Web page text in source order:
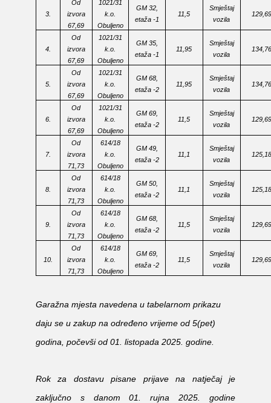
3.
Od
izvora
67,69
1021/31
k.o.
Obuljeno
GM 32,
etaža -1
11,5
Smještaj
vozila
4.
Od
izvora
67,69
1021/31
k.o.
Obuljeno
GM 35,
etaža -1
11,95
Smještaj
vozila
5.
Od
izvora
67,69
1021/31
k.o.
Obuljeno
GM 68,
etaža -2
11,95
Smještaj
vozila
6.
Od
izvora
67,69
1021/31
k.o.
Obuljeno
GM 69,
etaža -2
11,5
Smještaj
vozila
7.
Od
izvora
71,73
614/18
k.o.
Obuljeno
GM 49,
etaža -2
11,1
Smještaj
vozila
8.
Od
izvora
71,73
614/18
k.o.
Obuljeno
GM 50,
etaža -2
11,1
Smještaj
vozila
9.
Od
izvora
71,73
614/18
k.o.
Obuljeno
GM 68,
etaža -2
11,5
Smještaj
vozila
10.
Od
izvora
71,73
614/18
k.o.
Obuljeno
GM 69,
etaža -2
11,5
Smještaj
vozila
Garažna mjesta navedena u tabelarnom prikazu
daju se u zakup na određeno vrijeme od 5(pet)
godina, počevši od 01. listopada 2025. godine.
Rok za dostavu pisane prijave na natječaj je
zaključno s danom 01. rujna 2025. godine